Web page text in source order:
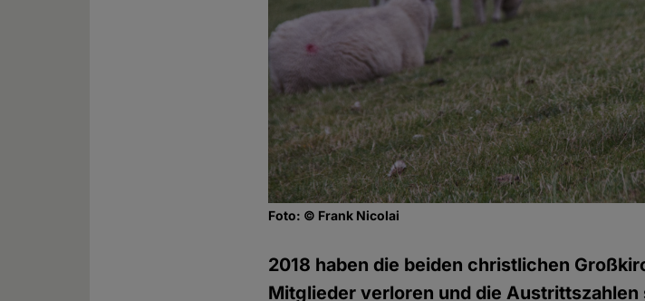
Foto: © Frank Nicolai
2018 haben die beiden christlichen
Mitglieder verloren und die